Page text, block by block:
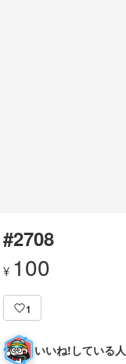
#2708
¥ 100
1
いいね!している人